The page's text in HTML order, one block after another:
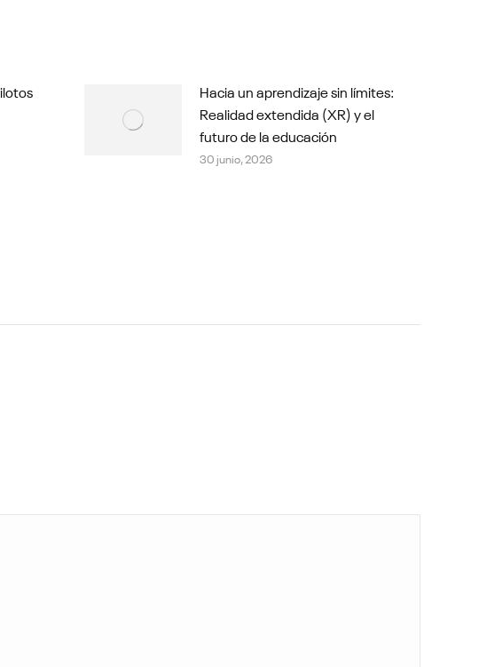
Hacia un aprendizaje sin límites:
Realidad extendida (XR) y el
futuro de la educación
30 junio, 2026